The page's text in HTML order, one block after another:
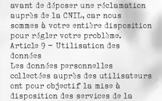
avant de déposer une réclamation
auprès de la CNIL, car nous
sommes à votre entière disposition
pour régler votre problème.
Article 9 – Utilisation des
données
Les données personnelles
collectées auprès des utilisateurs
ont pour objectif la mise à
disposition des services de la